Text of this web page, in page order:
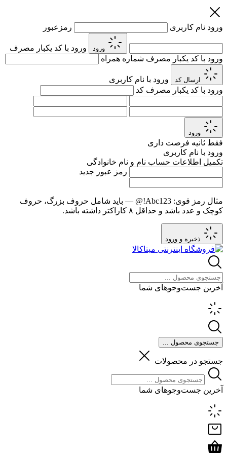
ورود نام کاربری رمزعبور
ورود
ورود با کد یکبار مصرف
ورود با کد یکبار مصرف شماره همراه
ارسال کد
ورود با نام کاربری
ورود با کد یکبار مصرف کد
ورود
فقط ثانیه فرصت داری
ورود با نام کاربری
تکمیل اطلاعات حساب نام و نام خانوادگی
رمز عبور جدید
مثال رمز قوی: Abc123!@
— باید شامل حروف بزرگ، حروف
کوچک و عدد باشد و حداقل ۸ کاراکتر داشته باشد.
ذخیره و ورود
آخرین جست‌وجوهای شما
جستجوی محصول ...
جستجو در محصولات
آخرین جست‌وجوهای شما